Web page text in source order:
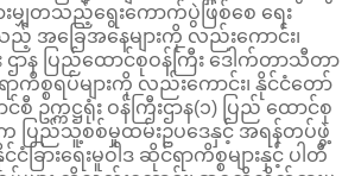
မျှတသည့်ရွေးကောက်ပွဲဖြစ်စေ ရေး
အခြေအနေများကို လည်းကောင်း၊
ဌာန ပြည်ထောင်စုဝန်ကြီး ဒေါက်တာသီတာ
ကိစ္စရပ်များကို လည်းကောင်း၊ နိုင်ငံတော်
ဥက္ကဋ္ဌရုံး ဝန်ကြီးဌာန(၁) ပြည် ထောင်စု
ပြည်သူ့စစ်မှုထမ်းဥပဒေနှင့် အရန်တပ်ဖွဲ့
ငံခြားရေးမူဝါဒ ဆိုင်ရာကိစ္စများနှင့် ပါတီ